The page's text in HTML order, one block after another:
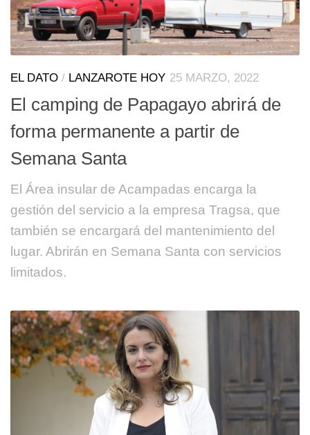
EL DATO / LANZAROTE HOY 25 MARZO, 2022
El camping de Papagayo abrirá de
forma permanente a partir de
Semana Santa
El Área insular de Acampadas encarga la
gestión del servicio a la empresa Tragsa, que
también se encargará del mantenimiento del
lugar. Abrirán en Semana Santa con servicios
limitados.